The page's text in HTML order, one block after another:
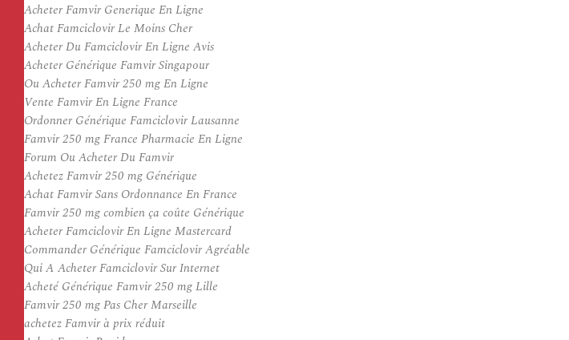
Acheter Famvir Generique En Ligne
Achat Famciclovir Le Moins Cher
Acheter Du Famciclovir En Ligne Avis
Acheter Générique Famvir Singapour
Ou Acheter Famvir 250 mg En Ligne
Vente Famvir En Ligne France
Ordonner Générique Famciclovir Lausanne
Famvir 250 mg France Pharmacie En Ligne
Forum Ou Acheter Du Famvir
Achetez Famvir 250 mg Générique
Achat Famvir Sans Ordonnance En France
Famvir 250 mg combien ça coûte Générique
Acheter Famciclovir En Ligne Mastercard
Commander Générique Famciclovir Agréable
Qui A Acheter Famciclovir Sur Internet
Acheté Générique Famvir 250 mg Lille
Famvir 250 mg Pas Cher Marseille
achetez Famvir à prix réduit